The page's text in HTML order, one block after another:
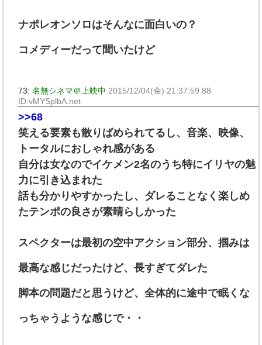
ナポレオンソロはそんなに面白いの？
コメディーだって聞いたけど
73: 名無シネマ＠上映中 2015/12/04(金) 21:37:59.88
ID:vMYSplbA.net
>>68
笑える要素も散りばめられてるし、音楽、映像、
トータルにおしゃれ感がある
自分は女なのでイケメン2名のうち特にイリヤの魅
力に引き込まれた
話も分かりやすかったし、ダレることなく楽しめ
たテンポの良さが素晴らしかった
スペクターは最初の空中アクション部分、掴みは
最高な感じだったけど、長すぎてダレた
脚本の問題だと思うけど、全体的に途中で眠くな
っちゃうような感じで・・